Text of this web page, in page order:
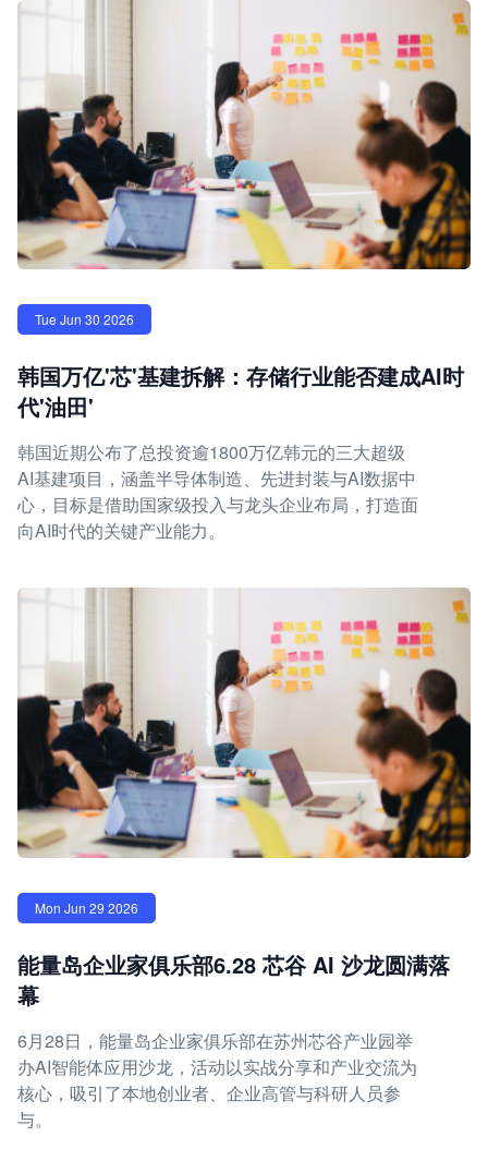
Tue Jun 30 2026
韩国万亿'芯'基建拆解：存储行业能否建成AI时
代'油田'
韩国近期公布了总投资逾1800万亿韩元的三大超级
AI基建项目，涵盖半导体制造、先进封装与AI数据中
心，目标是借助国家级投入与龙头企业布局，打造面
向AI时代的关键产业能力。
Mon Jun 29 2026
能量岛企业家俱乐部6.28 芯谷 AI 沙龙圆满落
幕
6月28日，能量岛企业家俱乐部在苏州芯谷产业园举
办AI智能体应用沙龙，活动以实战分享和产业交流为
核心，吸引了本地创业者、企业高管与科研人员参
与。